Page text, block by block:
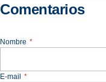
Comentarios
Nombre *
E-mail *